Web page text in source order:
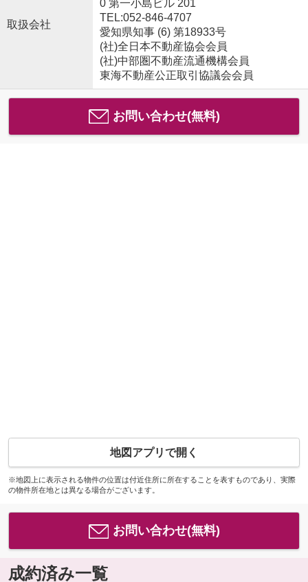
取扱会社
0 第一小島ビル 201
TEL:052-846-4707
愛知県知事 (6) 第18933号
(社)全日本不動産協会会員
(社)中部圏不動産流通機構会員
東海不動産公正取引協議会会員
お問い合わせ(無料)
地図アプリで開く
※地図上に表示される物件の位置は付近住所に所在することを表すものであり、実際
の物件所在地とは異なる場合がございます。
お問い合わせ(無料)
成約済み一覧